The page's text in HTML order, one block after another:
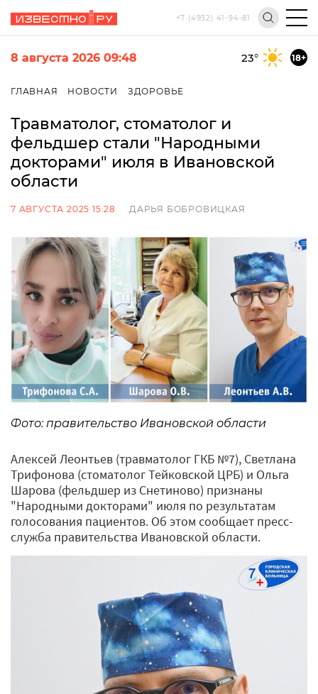
+7 (4932) 41-94-81
8 августа 2026 09:48 23° 18+
ГЛАВНАЯ НОВОСТИ ЗДОРОВЬЕ
Травматолог, стоматолог и
фельдшер стали "Народными
докторами" июля в Ивановской
области
7 АВГУСТА 2025 15:28 ДАРЬЯ БОБРОВИЦКАЯ
Фото: правительство Ивановской области
Алексей Леонтьев (травматолог ГКБ №7), Светлана
Трифонова (стоматолог Тейковской ЦРБ) и Ольга
Шарова (фельдшер из Снетиново) признаны
"Народными докторами" июля по результатам
голосования пациентов. Об этом сообщает пресс-
служба правительства Ивановской области.